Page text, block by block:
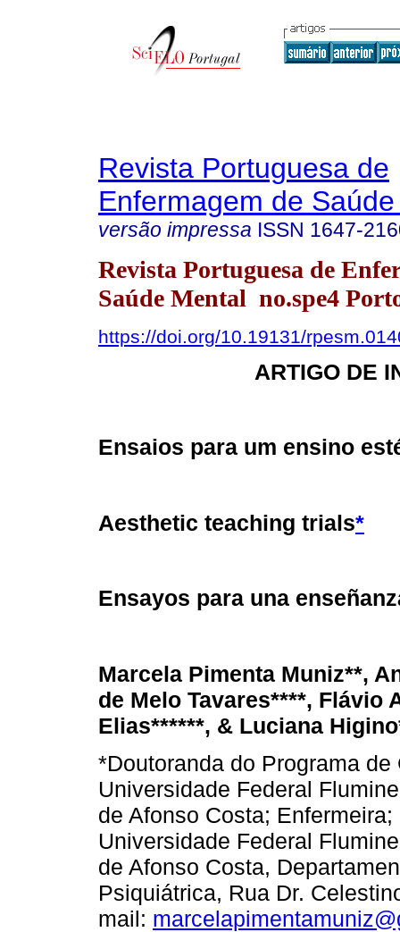
Revista Portuguesa de
Enfermagem de
versão impressa ISSN 1647-
Revista Portuguesa de
Saúde Mental no.spe4
https://doi.org/10.19131/
ARTIGO DE
Ensaios para um ensino
Aesthetic teaching trials*
Ensayos para una
Marcela Pimenta Muniz**,
de Melo Tavares****, Flávio
Elias******, & Luciana
*Doutoranda do Programa
Universidade Federal
de Afonso Costa;
Universidade Federal
de Afonso Costa,
Psiquiátrica, Rua Dr.
mail: